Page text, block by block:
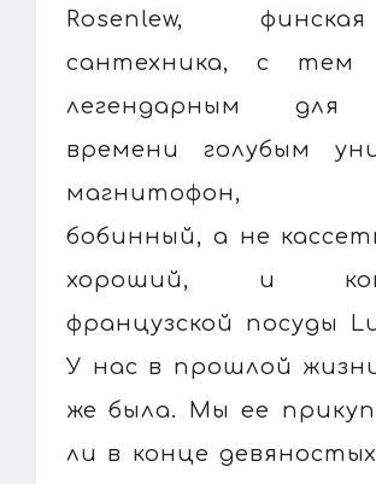
Rosenlew,
сантехника, с тем
легендарным для
времени голубым
магнитофон,
бобинный, а не
хороший, и
французской посуды
У нас в прошлой
же была. Мы ее
ли в конце